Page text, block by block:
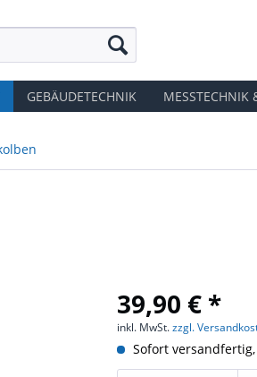
GEBÄUDETECHNIK MESSTECHNIK
39,90 € *
inkl. MwSt.zzgl.
Sofort